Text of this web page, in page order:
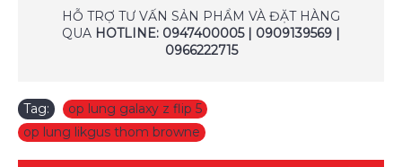
HỖ TRỢ TƯ VẤN SẢN PHẨM VÀ ĐẶT HÀNG
QUA HOTLINE: 0947400005 | 0909139569 |
0966222715
Tag: op lung galaxy z flip 5
op lung likgus thom browne